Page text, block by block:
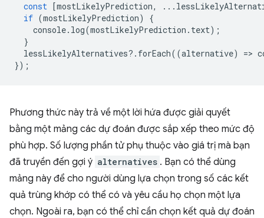
const [mostLikelyPrediction, ...
if (mostLikelyPrediction)
{
console. log(mostLikelyPrediction . text);
}
lessLikelyAlternatives? . forEach((alternative) =>
});
Phương thức này trả về một lời hứa được giải quyết
bằng một mảng các dự đoán được sắp xếp theo mức độ
phù hợp. Số lượng phần tử phụ thuộc vào giá trị mà bạn
đã truyền đến gợi ý alternatives . Bạn có thể dùng
mảng này để cho người dùng lựa chọn trong số các kết
quả trùng khớp có thể có và yêu cầu họ chọn một lựa
chọn. Ngoài ra, bạn có thể chỉ cần chọn kết quả dự đoán